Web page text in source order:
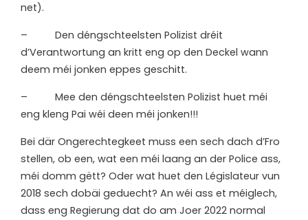
net).
– Den déngschteelsten Polizist dréit
d’Verantwortung an kritt eng op den Deckel wann
deem méi jonken eppes geschitt.
– Mee den déngschteelsten Polizist huet méi
eng kleng Pai wéi deen méi jonken!!!
Bei där Ongerechtegkeet muss een sech dach d’Fro
stellen, ob een, wat een méi laang an der Police ass,
méi domm gëtt? Oder wat huet den Législateur vun
2018 sech dobäi geduecht? An wéi ass et méiglech,
dass eng Regierung dat do am Joer 2022 normal